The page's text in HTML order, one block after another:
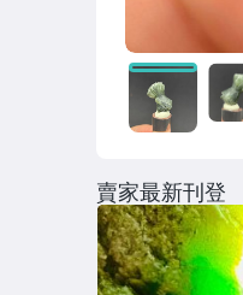
賣家最新刊登